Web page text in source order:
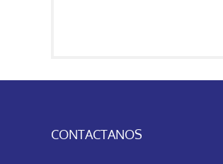
CONTACTANOS